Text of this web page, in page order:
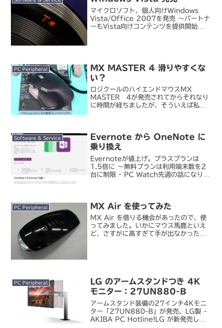
マイクロソフト、個人向けWindows
Vista/Office 2007を発売 ～パートナ
ーもVista向けコンテンツを提供開始
PC Peripheral
MX MASTER 4 滑りやすくな
い？
ロジクールのハイエンドマウスMX
MASTER 4が発売されてからそれなり
に時間が経ちましたが、そういえば私は
ロジクール / MX ...
Software & Service
Evernote から OneNote に
乗り換え
Evernoteが値上げ。プラスプランは
1.5倍に ～無料プランは利用端末数を2
台に制限 - PC Watch先週の話になりま
PC Peripheral MX Air を使ってみた
MX Air を借りる機会があったので、使
ってみました。いかにマウス馬鹿といえ
ど、さすがに高すぎて手が出なかった
PC Peripheral
LG のアームスタンドつき 4K
モニター：27UN880-B
アームスタンド装備の27インチ4Kモニ
ター「27UN880-B」が発売、LG製 -
AKIBA PC Hotline!LG が新発売した